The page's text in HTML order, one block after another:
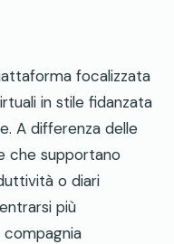
focalizzata
in stile fidanzata
A differenza delle
che supportano
o diari
più